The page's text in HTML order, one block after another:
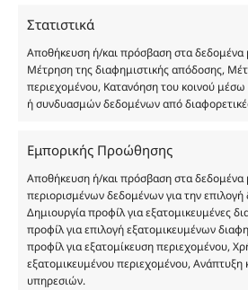
Στατιστικά
Αποθήκευση ή/και πρόσβαση στα δεδομένα
Μέτρηση της διαφημιστικής απόδοσης,
περιεχομένου, Κατανόηση του κοινού μέσω
ή συνδυασμών δεδομένων από
Εμπορικής Προώθησης
Αποθήκευση ή/και πρόσβαση στα δεδομένα
περιορισμένων δεδομένων για την
Δημιουργία προφίλ για εξατομικευμένες
προφίλ για επιλογή εξατομικευμένων
προφίλ για εξατομίκευση περιεχομένου,
εξατομικευμένου περιεχομένου, Ανάπτυξη
υπηρεσιών.
αντίστοιχα αυθεντικά γνωστών
ονομασίες, οι εικόνες και τα
προϊόντων αποτελούν
κατοχυρωμένη εμπορικά
Δημιουργών-Οίκων. Οι εικόνες
Με επιφύλαξη κάθε νόμιμου
Eau de parfum
Αγίου Κωνσταντίνου 76